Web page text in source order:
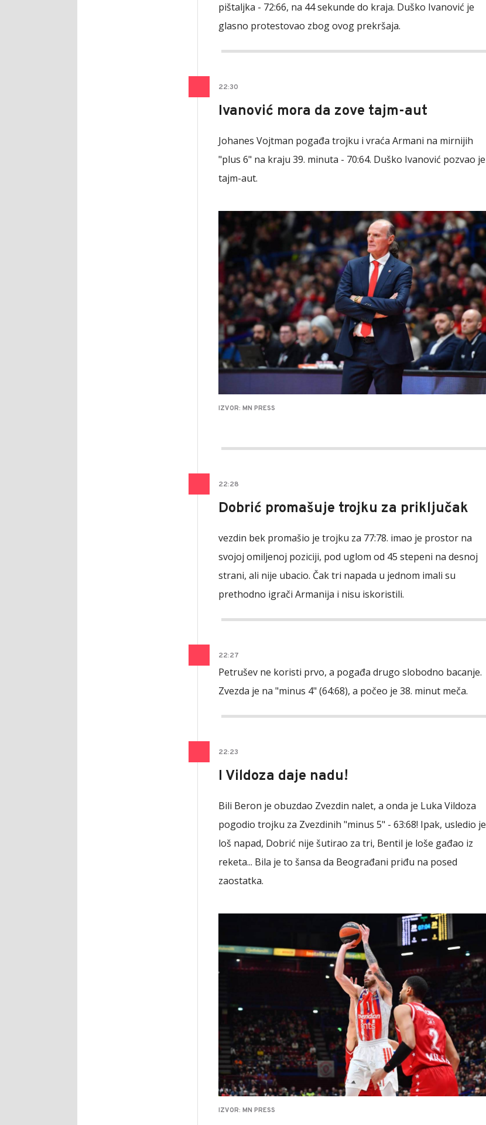
pištaljka - 72:66, na 44 sekunde do kraja. Duško Ivanović je
glasno protestovao zbog ovog prekršaja.
22:30
Ivanović mora da zove tajm-aut
Johanes Vojtman pogađa trojku i vraća Armani na mirnijih
"plus 6" na kraju 39. minuta - 70:64. Duško Ivanović pozvao je
tajm-aut.
IZVOR: MN PRESS
22:28
Dobrić promašuje trojku za priključak
vezdin bek promašio je trojku za 77:78. imao je prostor na
svojoj omiljenoj poziciji, pod uglom od 45 stepeni na desnoj
strani, ali nije ubacio. Čak tri napada u jednom imali su
prethodno igrači Armanija i nisu iskoristili.
22:27
Petrušev ne koristi prvo, a pogađa drugo slobodno bacanje.
Zvezda je na "minus 4" (64:68), a počeo je 38. minut meča.
22:23
I Vildoza daje nadu!
Bili Beron je obuzdao Zvezdin nalet, a onda je Luka Vildoza
pogodio trojku za Zvezdinih "minus 5" - 63:68! Ipak, usledio je
loš napad, Dobrić nije šutirao za tri, Bentil je loše gađao iz
reketa... Bila je to šansa da Beograđani priđu na posed
zaostatka.
IZVOR: MN PRESS